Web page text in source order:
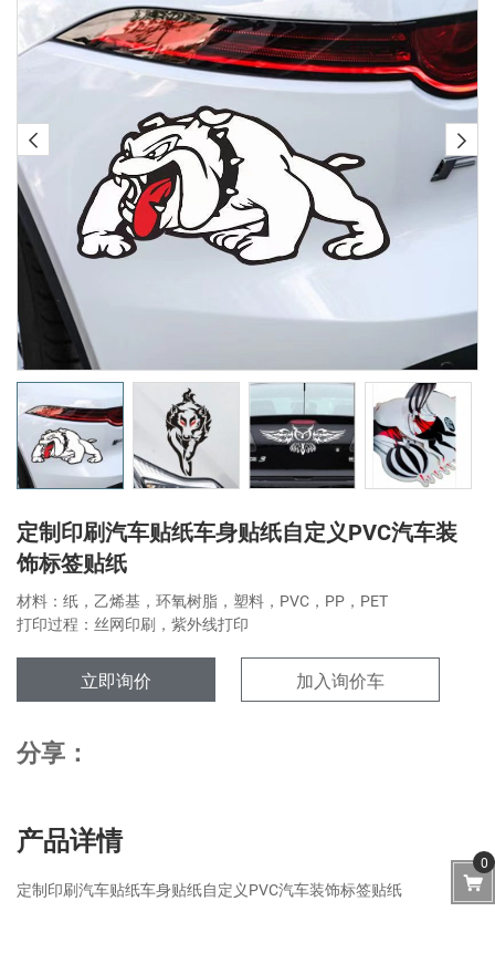
定制印刷汽车贴纸车身贴纸自定义PVC汽车装
饰标签贴纸
材料：纸，乙烯基，环氧树脂，塑料，PVC，PP，PET
打印过程：丝网印刷，紫外线打印
立即询价 加入询价车
分享：
产品详情
定制印刷汽车贴纸车身贴纸自定义PVC汽车装饰标签贴纸
0